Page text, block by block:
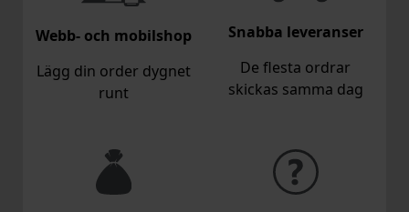
Webb- och mobilshop
Lägg din order dygnet
runt
Snabba leveranser
De flesta ordrar
skickas samma dag